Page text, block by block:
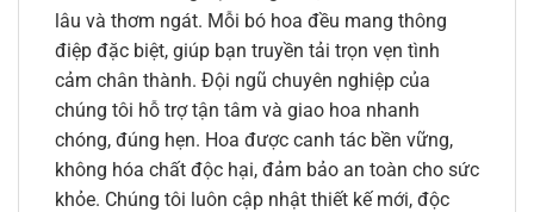
lâu và thơm ngát. Mỗi bó hoa đều mang thông
điệp đặc biệt, giúp bạn truyền tải trọn vẹn tình
cảm chân thành. Đội ngũ chuyên nghiệp của
chúng tôi hỗ trợ tận tâm và giao hoa nhanh
chóng, đúng hẹn. Hoa được canh tác bền vững,
không hóa chất độc hại, đảm bảo an toàn cho sức
khỏe. Chúng tôi luôn cập nhật thiết kế mới, độc